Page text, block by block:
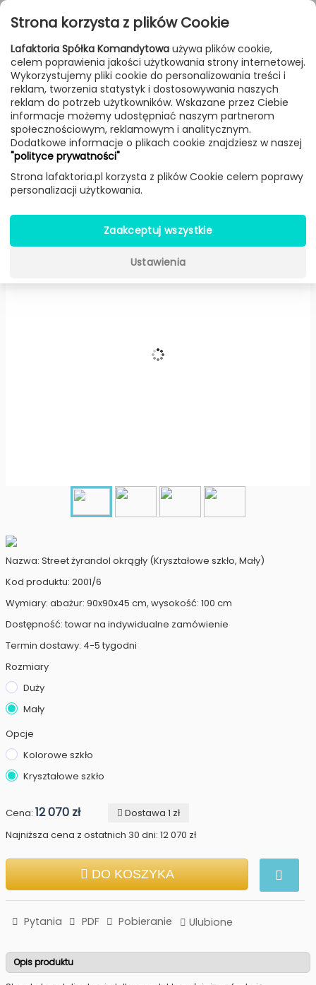
Przejdź do treści
FILTROWANIE & SORTOWANIE
Lampy Producenci Sylcom Produkt
Street żyrandol okrągły
(Kryształowe szkło, Mały) -
Nazwa: Street żyrandol okrągły (Kryształowe szkło, Mały)
Kod produktu: 2001/6
Wymiary: abażur: 90x90x45 cm, wysokość: 100 cm
Dostępność: towar na indywidualne zamówienie
Termin dostawy: 4-5 tygodni
Rozmiary
Duży
Mały
Opcje
Kolorowe szkło
Kryształowe szkło
Cena: 12 070 zł
Dostawa 1 zł
Najniższa cena z ostatnich 30 dni: 12 070 zł
DO KOSZYKA
Pytania PDF Pobieranie Ulubione
Opis produktu
Strona korzysta z plików Cookie
Lafaktoria Spółka Komandytowa używa plików cookie,
celem poprawienia jakości użytkowania strony internetowej.
Wykorzystujemy pliki cookie do personalizowania treści i
reklam, tworzenia statystyk i dostosowywania naszych
reklam do potrzeb użytkowników. Wskazane przez Ciebie
informacje możemy udostępniać naszym partnerom
społecznościowym, reklamowym i analitycznym.
Dodatkowe informacje o plikach cookie znajdziesz w naszej
"polityce prywatności"
Strona lafaktoria.pl korzysta z plików Cookie celem poprawy
personalizacji użytkowania.
Zaakceptuj wszystkie
Ustawienia